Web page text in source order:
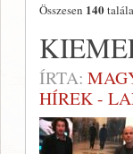
Összesen 140
ÍRTA:
HÍREK -